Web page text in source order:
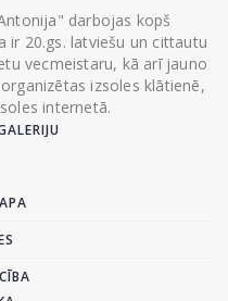
darbojas kopš
ir 20.gs. latviešu un cittautu
vecmeistaru, kā arī jauno
izsoles klātienē,
internetā.